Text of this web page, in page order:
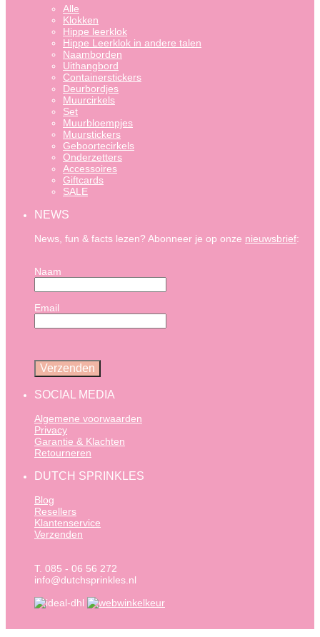
Alle
Klokken
Hippe leerklok
Hippe Leerklok in andere talen
Naamborden
Uithangbord
Containerstickers
Deurbordjes
Muurcirkels
Set
Muurbloempjes
Muurstickers
Geboortecirkels
Onderzetters
Accessoires
Giftcards
SALE
NEWS
News, fun & facts lezen? Abonneer je op onze nieuwsbrief:
Naam
Email
SOCIAL MEDIA
Algemene voorwaarden
Privacy
Garantie & Klachten
Retourneren
DUTCH SPRINKLES
Blog
Resellers
Klantenservice
Verzenden
T. 085 - 06 56 272
info@dutchsprinkles.nl